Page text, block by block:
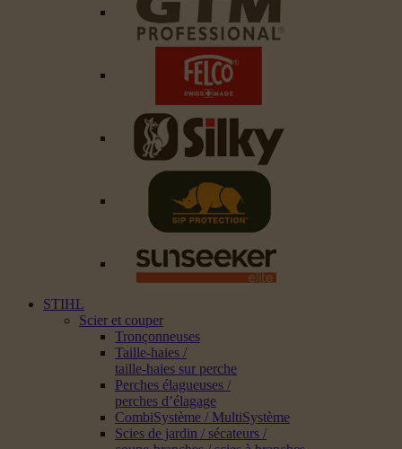
STIHL
Scier et couper
Tronçonneuses
Taille-haies /
taille-haies sur perche
Perches élagueuses /
perches d’élagage
CombiSystème / MultiSystème
Scies de jardin / sécateurs /